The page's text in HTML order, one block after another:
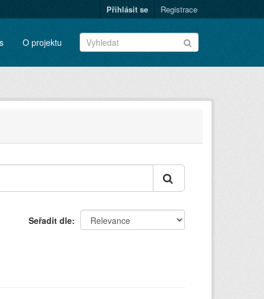
Přihlásit se Registrace
O projektu
Seřadit dle